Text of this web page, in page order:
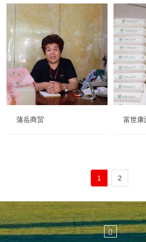
蒲岳商贸 富世康
1 2